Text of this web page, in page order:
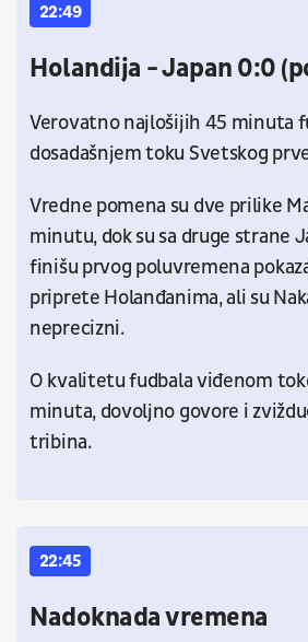
22:49
Holandija - Japan 0:0
Verovatno najlošijih 45 minuta
dosadašnjem toku Svetskog
Vredne pomena su dve prilike
minutu, dok su sa druge strane
finišu prvog poluvremena
priprete Holanđanima, ali su
neprecizni.
O kvalitetu fudbala viđenom
minuta, dovoljno govore i
tribina.
22:45
Nadoknada vremena